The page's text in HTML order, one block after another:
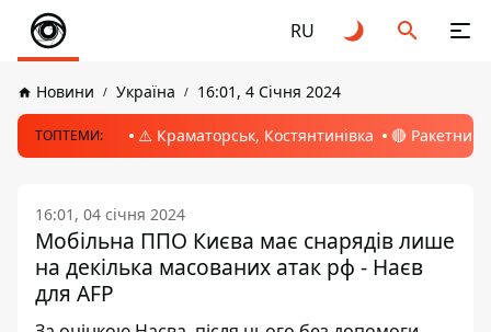
RU
Новини Україна 16:01, 4 Січня 2024
ТОПТЕМИ: ⚠️ Краматорськ, Костянтинівка 🔴 Ракетний
16:01, 04 січня 2024
Мобільна ППО Києва має снарядів лише
на декілька масованих атак рф - Наєв
для AFP